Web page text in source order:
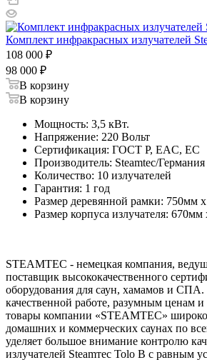
Комплект инфракрасных излучателей
108 000 ₽
98 000 ₽
В корзину
В корзину
Мощность: 3,5 кВт.
Напряжение: 220 Вольт
Сертификация: ГОСТ Р, EAC, EC
Производитель: Steamtec/Германия
Количество: 10 излучателей
Гарантия: 1 год
Размер деревянной рамки: 750мм
Размер корпуса излучателя:
STEAMTEC - немецкая компания,
поставщик высококачественного
оборудования для саун, хамамов и СПА.
качественной работе, разумным ценам и
товары компании «STEAMTEC» широко
домашних и коммерческих саунах по
уделяет большое внимание контролю
излучателей Steamтec Tolo B с равным